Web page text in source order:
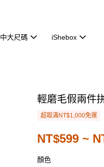
中大尺碼 iShebox
輕磨毛假兩件
超取滿NT$1,000免運
NT$599 ~
顏色